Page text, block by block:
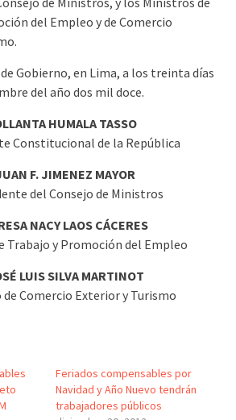
del Empleo y de Comercio
de Gobierno, en Lima, a los treinta días
del año dos mil doce.
HUMALA TASSO
Constitucional de la República
F. JIMENEZ MAYOR
del Consejo de Ministros
NACY LAOS CÁCERES
Trabajo y Promoción del Empleo
LUIS SILVA MARTINOT
Comercio Exterior y Turismo
Feriados compensables por
Navidad y Año Nuevo tendrán
trabajadores públicos